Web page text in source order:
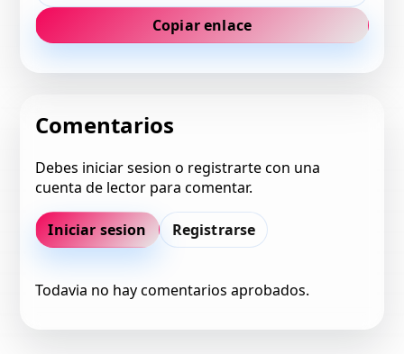
Copiar enlace
Comentarios
Debes iniciar sesion o registrarte con una
cuenta de lector para comentar.
Iniciar sesion Registrarse
Todavia no hay comentarios aprobados.